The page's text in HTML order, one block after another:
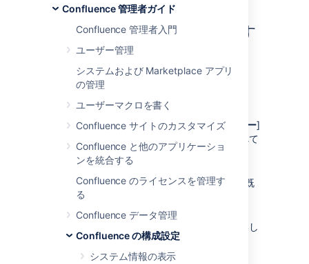
Confluence 管理者ガイド
Confluence 管理者入門
ユーザー管理
システムおよび Marketplace アプリ
の管理
ユーザーマクロを書く
Confluence サイトのカスタマイズ
Confluence と他のアプリケーショ
ンを統合する
Confluence のライセンスを管理す
る
Confluence データ管理
Confluence の構成設定
システム情報の表示
メール メッセージを送信す
る Confluence 設定
Confluence がメールを送信する設定を行うに
[管理] > [一般設定] > [ メール サーバー]
に移動します。現在設定されているすべて
の SMTP サーバーがリスト表示されま
す。
新しい SMTP サーバーの追加（または既
存のサーバーの
す。
必要に応じて、以下のフィールドを編集し
ます。
名前：既定では、これは単に